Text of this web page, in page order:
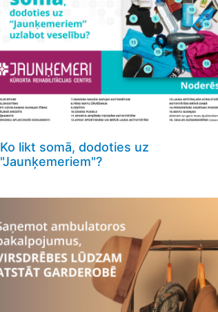
Ko likt somā, dodoties uz
"Jaunķemeriem"?